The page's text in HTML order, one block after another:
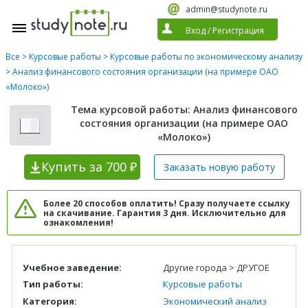
admin@studynote.ru
Вход/ Регистрация
Все >Курсовые работы >Курсовые работы по экономическому анализу
> Анализ финансового состояния организации (на примере ОАО
«Молоко»)
Тема курсовой работы: Анализ финансового
состояния организации (на примере ОАО
«Молоко»)
Купить за 700 ₽ Заказать новую работу
Более 20 способов оплатить! Сразу получаете ссылку
на скачивание. Гарантия 3 дня. Исключительно для
ознакомления!
Учебное заведение:
Другие города > ДРУГОЕ
Тип работы:
Курсовые работы
Категория:
Экономический анализ